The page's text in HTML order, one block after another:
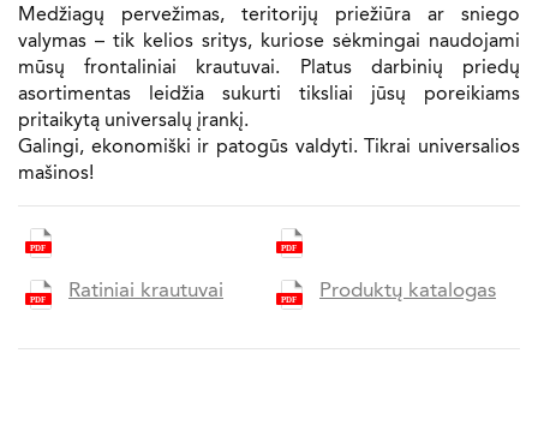
Medžiagų pervežimas, teritorijų priežiūra ar sniego
valymas – tik kelios sritys, kuriose sėkmingai naudojami
mūsų frontaliniai krautuvai. Platus darbinių priedų
asortimentas leidžia sukurti tiksliai jūsų poreikiams
pritaikytą universalų įrankį.
Galingi, ekonomiški ir patogūs valdyti. Tikrai universalios
mašinos!
Ratiniai krautuvai Produktų katalogas